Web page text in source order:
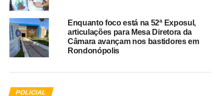
Enquanto foco está na 52ª Exposul,
articulações para Mesa Diretora da
Câmara avançam nos bastidores em
Rondonópolis
POLICIAL